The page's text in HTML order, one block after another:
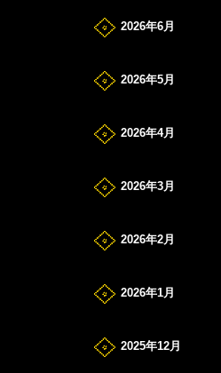
2026年6月
2026年5月
2026年4月
2026年3月
2026年2月
2026年1月
2025年12月